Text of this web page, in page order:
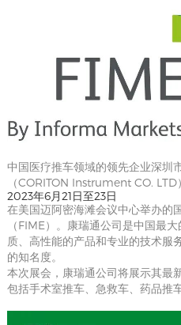
中国医疗推车领域的领先企业深圳
（CORITON Instrument CO. LTD
2023年6月21日至23日
在美国迈阿密海滩会议中心举办的
（FIME）。康瑞通公司是中国最
质、高性能的产品和专业的技术服
的知名度。
本次展会，康瑞通公司将展示其最
包括手术室推车、急救车、药品推